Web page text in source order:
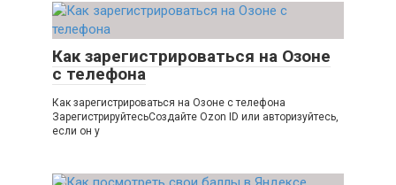
Как зарегистрироваться на Озоне
с телефона
Как зарегистрироваться на Озоне с телефона
ЗарегистрируйтесьСоздайте Ozon ID или авторизуйтесь,
если он у